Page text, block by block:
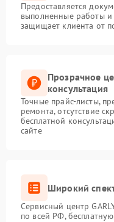
Предоставляется
выполненные работы и
защищает клиента от
Прозрачное
консультация
Точные прайс-листы,
ремонта, отсутствие
бесплатной
сайте
Широкий
Сервисный центр
по всей РФ,